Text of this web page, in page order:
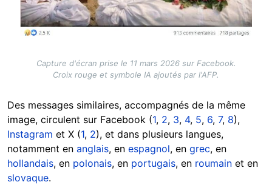
Capture d'écran prise le 11 mars 2026 sur Facebook.
Croix rouge et symbole IA ajoutés par l'AFP.
Des messages similaires, accompagnés de la même
image, circulent sur Facebook (1, 2, 3, 4, 5, 6, 7, 8),
Instagram et X (1, 2), et dans plusieurs langues,
notamment en anglais, en espagnol, en grec, en
hollandais, en polonais, en portugais, en roumain et en
slovaque.